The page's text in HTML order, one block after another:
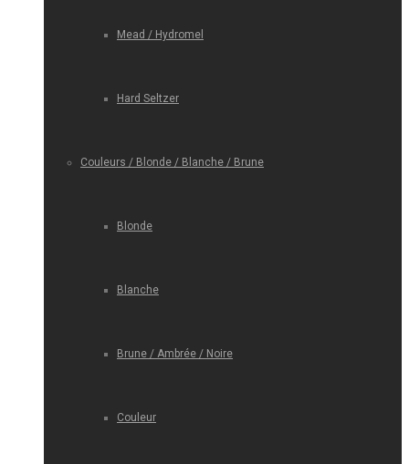
Mead / Hydromel
Hard Seltzer
Couleurs / Blonde / Blanche / Brune
Blonde
Blanche
Brune / Ambrée / Noire
Couleur